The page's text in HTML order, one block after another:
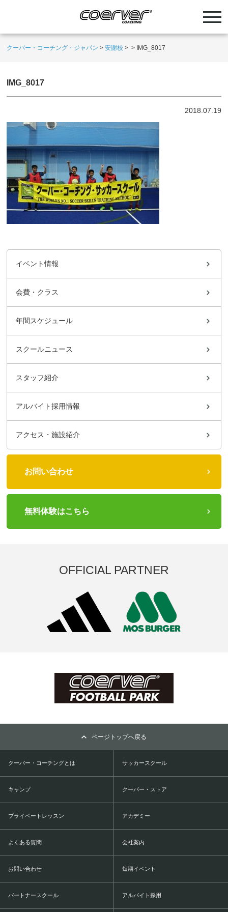
クーバー・コーチング・ジャパン >安謝校 > > IMG_8017
IMG_8017
2018.07.19
イベント情報
会費・クラス
年間スケジュール
スクールニュース
スタッフ紹介
アルバイト採用情報
アクセス・施設紹介
お問い合わせ
無料体験はこちら
OFFICIAL PARTNER
ページトップへ戻る
クーバー・コーチングとは サッカースクール
キャンプ クーバー・ストア
プライベートレッスン アカデミー
よくある質問 会社案内
お問い合わせ 短期イベント
パートナースクール アルバイト採用